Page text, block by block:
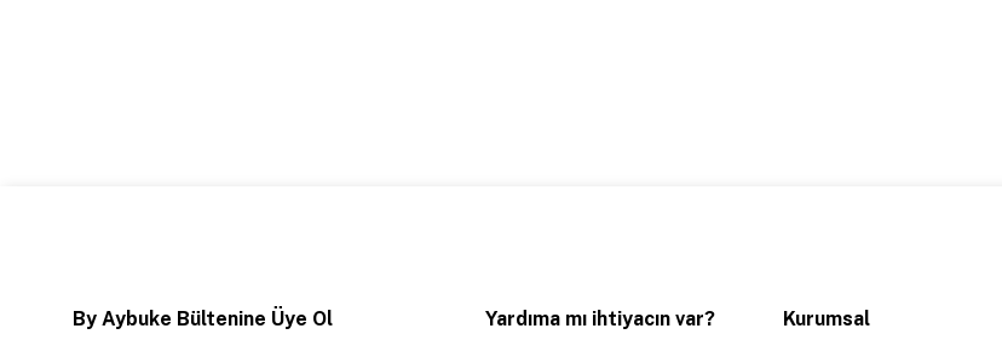
By Aybuke Bültenine Üye Ol Yardıma mı ihtiyacın var? Kurumsal